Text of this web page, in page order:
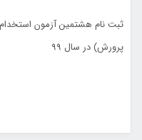
ثبت نام هشتمین آزمون
پرورش) در سال 99